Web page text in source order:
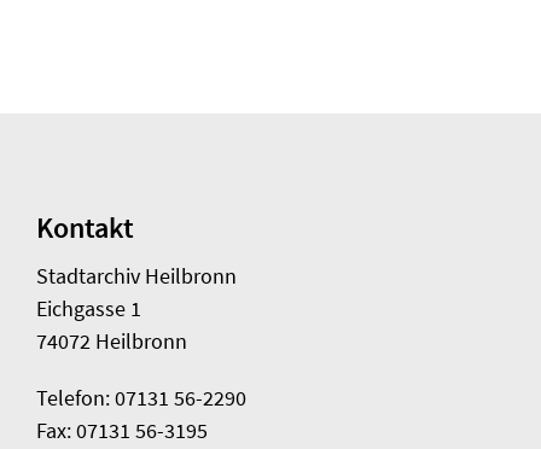
Kontakt
Stadtarchiv Heilbronn
Eichgasse 1
74072 Heilbronn
Telefon: 07131 56-2290
Fax: 07131 56-3195